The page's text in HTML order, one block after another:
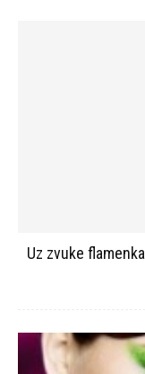
Uz zvuke flamenka